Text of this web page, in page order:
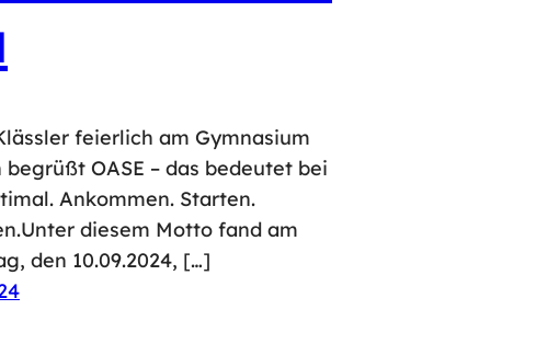
feierlich am Gymnasium
begrüßt OASE – das bedeutet bei
Ankommen. Starten.
diesem Motto fand am
den 10.09.2024, […]